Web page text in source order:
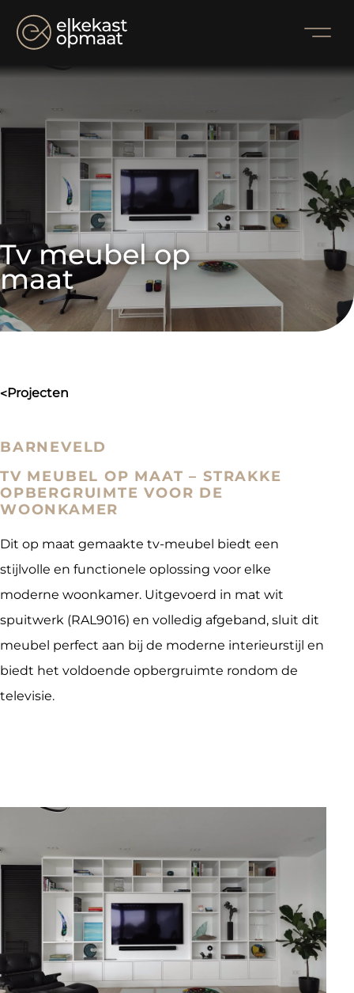
Tv meubel op
maat
> projecten
BARNEVELD
TV MEUBEL OP MAAT – STRAKKE
OPBERGRUIMTE VOOR DE
WOONKAMER
Dit op maat gemaakte tv-meubel biedt een
stijlvolle en functionele oplossing voor elke
moderne woonkamer. Uitgevoerd in mat wit
spuitwerk (RAL9016) en volledig afgeband, sluit dit
meubel perfect aan bij de moderne interieurstijl en
biedt het voldoende opbergruimte rondom de
televisie.